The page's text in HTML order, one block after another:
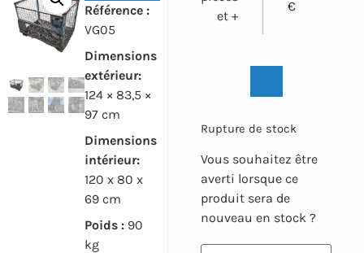
Référence :
VG05
Dimensions
extérieur:
124 × 83,5 ×
97 cm
Dimensions
intérieur:
120 x 80 x
69 cm
Poids :90
kg
et +
€
Rupture de stock
Vous souhaitez être
averti lorsque ce
produit sera de
nouveau en stock ?